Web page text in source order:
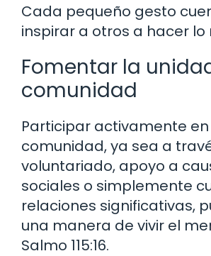
Cada pequeño gesto
inspirar a otros a hacer lo
Fomentar la
comunidad
Participar activamente
comunidad, ya sea a
voluntariado, apoyo a
sociales o simplemente
relaciones significativas,
una manera de vivir el
Salmo 115:16.